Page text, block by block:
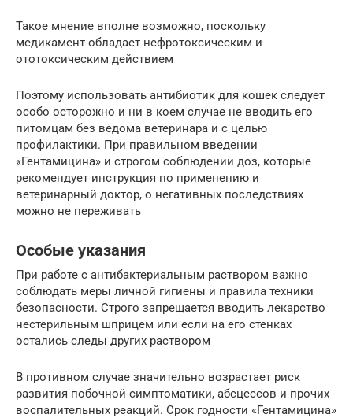
Такое мнение вполне возможно, поскольку
медикамент обладает нефротоксическим и
ототоксическим действием
Поэтому использовать антибиотик для кошек следует
особо осторожно и ни в коем случае не вводить его
питомцам без ведома ветеринара и с целью
профилактики. При правильном введении
«Гентамицина» и строгом соблюдении доз, которые
рекомендует инструкция по применению и
ветеринарный доктор, о негативных последствиях
можно не переживать
Особые указания
При работе с антибактериальным раствором важно
соблюдать меры личной гигиены и правила техники
безопасности. Строго запрещается вводить лекарство
нестерильным шприцем или если на его стенках
остались следы других раствором
В противном случае значительно возрастает риск
развития побочной симптоматики, абсцессов и прочих
воспалительных реакций. Срок годности «Гентамицина»